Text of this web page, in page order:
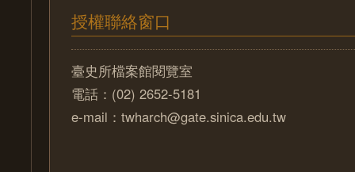
授權聯絡窗口
臺史所檔案館閱覽室
電話：(02) 2652-5181
e-mail：twharch@gate.sinica.edu.tw